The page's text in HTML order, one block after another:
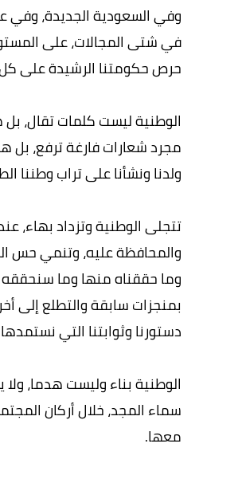
وفي السعودية الجديدة، وفي
في شتى المجالات، على
حرص حكومتنا الرشيدة على
الوطنية ليست كلمات تقال،
مجرد شعارات فارغة ترفع، بل
ولدنا ونشأنا على تراب وطننا
تتجلى الوطنية وتزداد بهاء،
والمحافظة عليه، وتنمي حس
وما حققناه منها وما سنحققه
بمنجزات سابقة والتطلع إلى
دستورنا وثوابتنا التي
الوطنية بناء وليست هدما،
سماء المجد، خلال أركان
معها.